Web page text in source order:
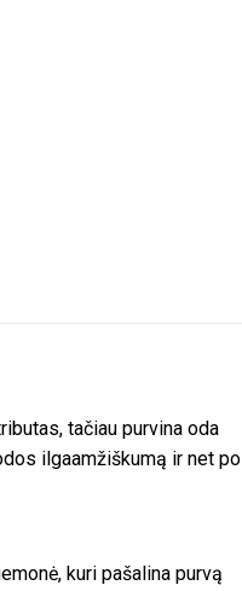
tačiau purvina oda
ilgaamžiškumą ir net po
kuri pašalina purvą